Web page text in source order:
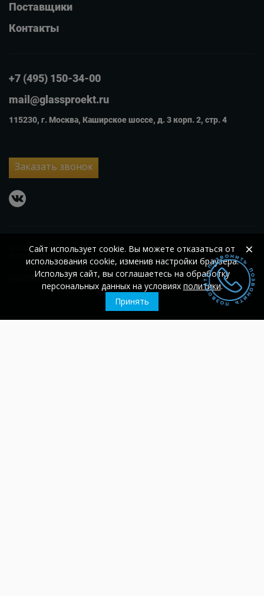
Поставщики
Контакты
+7 (495) 150-34-00
mail@glassproekt.ru
115230, г. Москва, Каширское шоссе, д. 3 корп. 2, стр. 4
Заказать звонок
vkontakte
© 2007 – 2026 ООО «Гласс Проект» ОГРН 1105074002560; ИНН
Политика конфиденциальности
Сайт использует cookie. Вы можете отказаться от
использования cookie, изменив настройки браузера.
Используя сайт, вы соглашаетесь на обработку
персональных данных на условиях политики.
Принять
×